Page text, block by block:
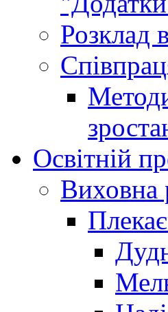
Розклад
Освітній
Виховна